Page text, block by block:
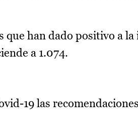
que han dado positivo a
a 1.074.
19 las